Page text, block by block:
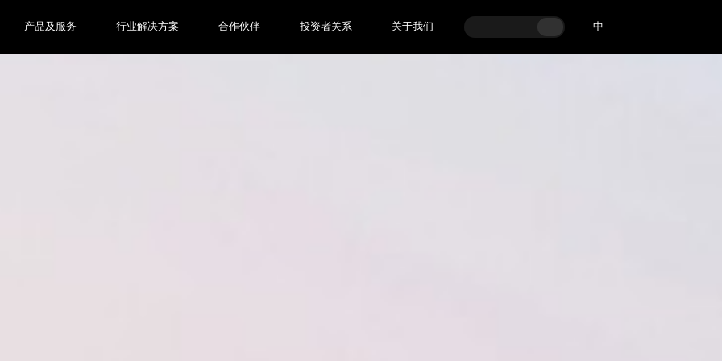
产品及服务 行业解决方案 合作伙伴 投资者关系 关于我们 中